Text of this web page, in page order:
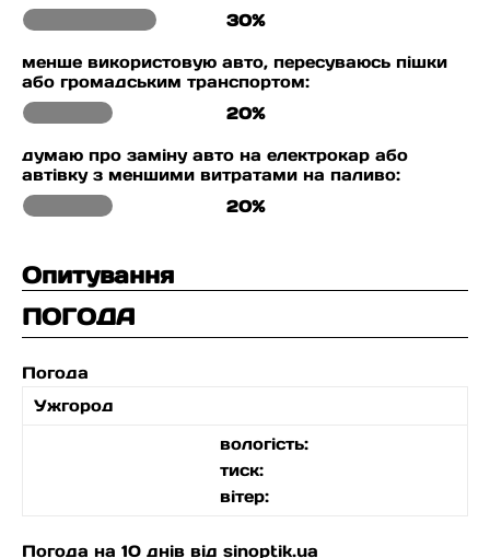
30%
менше використовую авто, пересуваюсь пішки
або громадським транспортом:
20%
думаю про заміну авто на електрокар або
автівку з меншими витратами на паливо:
20%
Опитування
ПОГОДА
Погода
Ужгород
вологість:
тиск:
вітер:
Погода на 10 днів від sinoptik.ua